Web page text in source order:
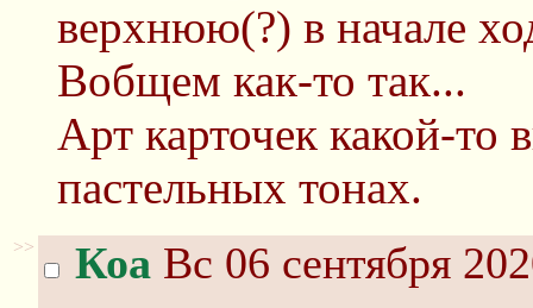
верхнюю(?) в начале
Вобщем как-то так...
Арт карточек какой-
пастельных тонах.
>> Коа Вс 06 сентября